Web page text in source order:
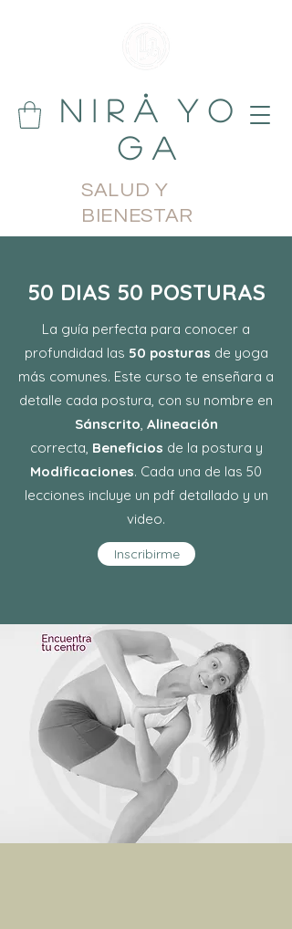
N i r å Y o
g a
SALUD Y
BIENESTAR
50 DIAS 50 POSTURAS
La guía perfecta para conocer a
profundidad las 50 posturas de yoga
más comunes. Este curso te enseñara a
detalle cada postura, con su nombre en
Sánscrito, Alineación
correcta, Beneficios de la postura y
Modificaciones. Cada una de las 50
lecciones incluye un pdf detallado y un
video.
Inscribirme